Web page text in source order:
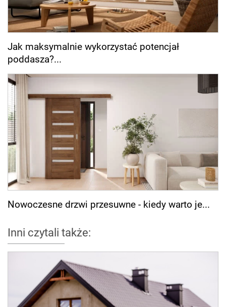
Jak maksymalnie wykorzystać potencjał
poddasza?...
Nowoczesne drzwi przesuwne - kiedy warto je...
Inni czytali także: